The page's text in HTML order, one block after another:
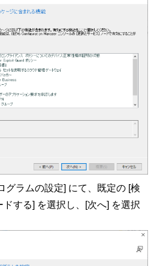
グラムの設定] にて、既定の [検
する] を選択し、[次へ] を選択